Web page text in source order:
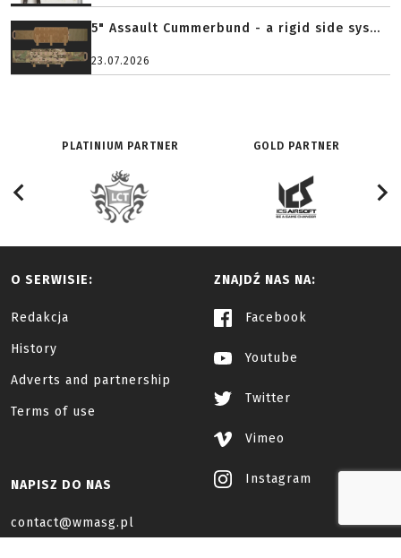
5" Assault Cummerbund - a rigid side sys...
23.07.2026
PLATINIUM PARTNER GOLD PARTNER
O SERWISIE:
Redakcja
History
Adverts and partnership
Terms of use
ZNAJDŹ NAS NA:
Facebook
Youtube
Twitter
Vimeo
Instagram
NAPISZ DO NAS
contact@wmasg.pl